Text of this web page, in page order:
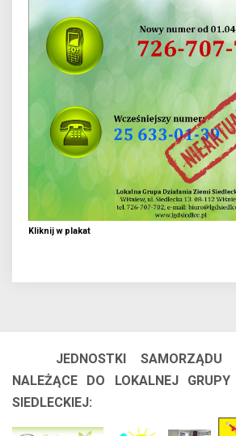
Kliknij w plakat
JEDNOSTKI SAMORZĄDU
NALEŻĄCE DO LOKALNEJ
SIEDLECKIEJ: